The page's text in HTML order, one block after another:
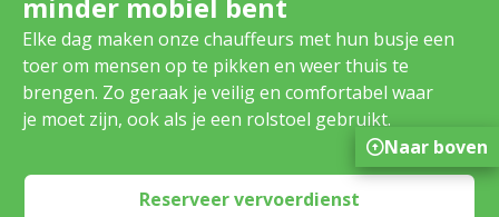
Elke dag maken onze chauffeurs met hun busje een
toer om mensen op te pikken en weer thuis te
brengen. Zo geraak je veilig en comfortabel waar
je moet zijn, ook als je een rolstoel gebruikt.
Reserveer vervoerdienst
Naar boven